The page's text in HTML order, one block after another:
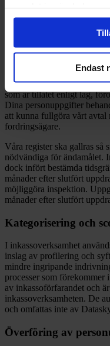
Endast
andra fullgöranden
statistik och
Vi behandlar aldrig dina
som är tillåtet enligt lag,
Dina personuppgifter
att kunna fullgöra vårt avtal
fordringsägare.
Våra register ska gallras så
nödvändiga för ändamålet.
dock infört bestämda
månader efter slutfört
möjliggöra inspektion.
månader efter slutfört
Kategorisering och
I inkassoverksamhet
inslag av profilering och
mindre ingripande
processer som förekommer
av inkassoförfarandet och
inkassoverksamheten. De
och omfattas inte av
Överföring av